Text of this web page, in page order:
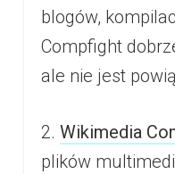
blogów,
Compfight
ale nie jest
2.Wikimedia
plików